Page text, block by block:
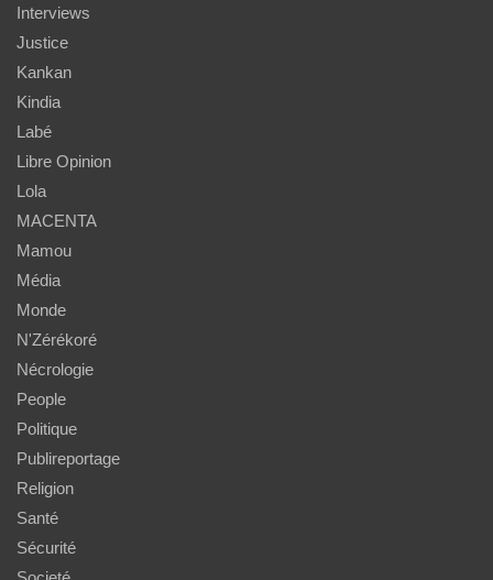
Interviews
Justice
Kankan
Kindia
Labé
Libre Opinion
Lola
MACENTA
Mamou
Média
Monde
N'Zérékoré
Nécrologie
People
Politique
Publireportage
Religion
Santé
Sécurité